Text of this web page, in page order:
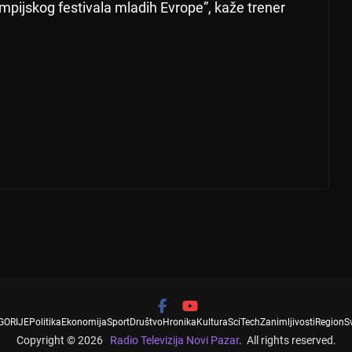
festivala mladih Evrope”, kaže trener
Politika EkonomijaSportDruštvoHronika KulturaSciTechZanimljivosti Region
Copyright © 2026 Radio Televizija Novi Pazar. All rights reserved.